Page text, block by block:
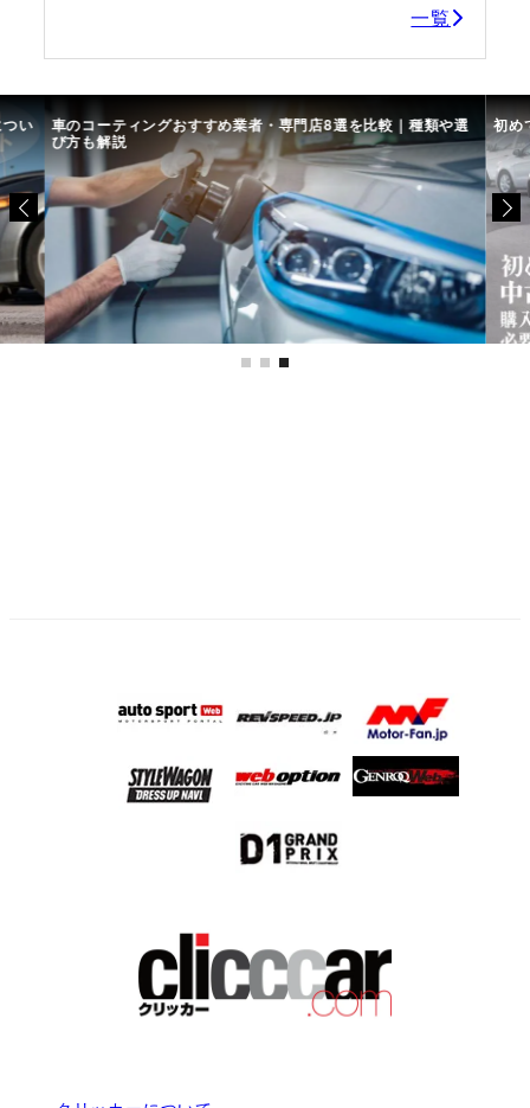
一覧
い 車のコーティングおすすめ業者・専門店8選を比較｜種類や選
び方も解説
初め